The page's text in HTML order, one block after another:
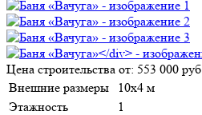
Цена строительства от: 553 000 руб
Внешние размеры
10х4 м
Этажность
1